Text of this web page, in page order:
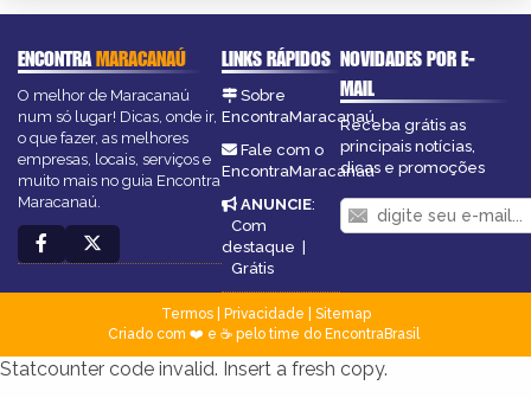
ENCONTRAMARACANAÚ
O melhor de Maracanaú
num só lugar! Dicas, onde ir,
o que fazer, as melhores
empresas, locais, serviços e
muito mais no guia Encontra
Maracanaú.
LINKS RÁPIDOS
Sobre
EncontraMaracanaú
Fale com o
EncontraMaracanaú
ANUNCIE:
Com
destaque
Grátis
NOVIDADES POR E-
MAIL
Receba grátis as
principais notícias,
dicas e promoções
Termos| Privacidade
Sitemap
Criado com ❤️ e ☕ pelo time do EncontraBrasil
Statcounter code invalid. Insert a fresh copy.